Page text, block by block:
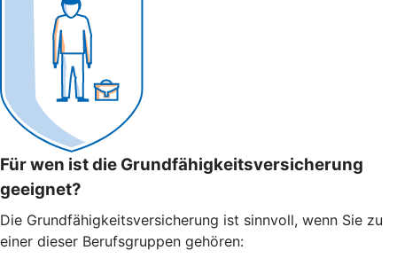
Für wen ist die Grundfähigkeitsversicherung
geeignet?
Die Grundfähigkeitsversicherung ist sinnvoll, wenn Sie zu
einer dieser Berufsgruppen gehören: